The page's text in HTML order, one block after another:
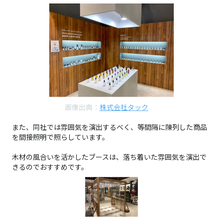
画像出典： 株式会社タック
また、同社では雰囲気を演出するべく、等間隔に陳列した商品
を間接照明で照らしています。
木材の風合いを活かしたブースは、落ち着いた雰囲気を演出で
きるのでおすすめです。